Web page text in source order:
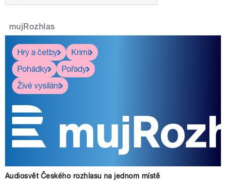
mujRozhlas
Hry a četby
Krimi
Pohádky
Pořady
Živé vysílání
Audiosvět Českého rozhlasu na jednom místě